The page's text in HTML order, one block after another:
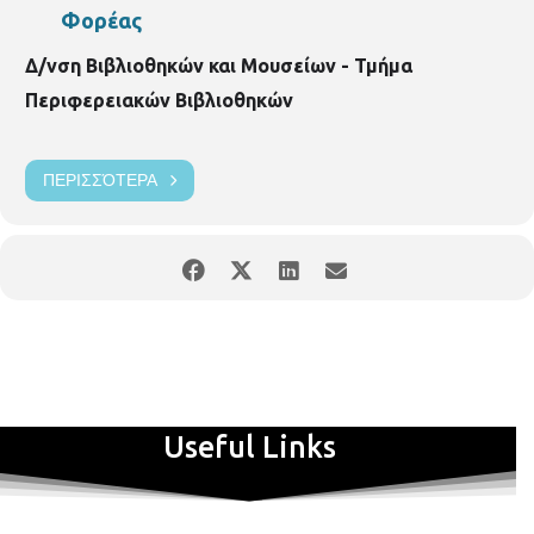
Φορέας
Δ/νση Βιβλιοθηκών και Μουσείων - Τμήμα
Περιφερειακών Βιβλιοθηκών
ΠΕΡΙΣΣΌΤΕΡΑ
Useful Links